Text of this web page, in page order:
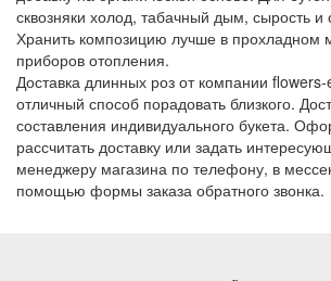
сквозняки холод, табачный дым, сырость и
Хранить композицию лучше в прохладном
приборов отопления.
Доставка длинных роз от компании
отличный способ порадовать близкого.
составления индивидуального букета.
рассчитать доставку или задать
менеджеру магазина по телефону, в
помощью формы заказа обратного звонка.